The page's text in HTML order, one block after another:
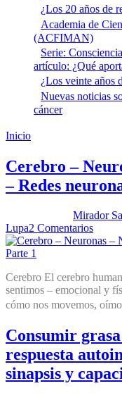
¿Los 20 años de
Academia de
(ACFIMAN)
Serie:
artículo: ¿Qué
¿Los veinte años
Nuevas noticias
cáncer
Inicio
Cerebro –
– Redes
Mirador
Lupa2 Comentarios
Cerebro El cerebro
sentimos – emocional y
cómo nos movemos,
Consumir
respuesta
sinapsis y